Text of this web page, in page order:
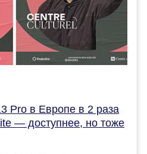
Pro в Европе в 2 раза
— доступнее, но тоже